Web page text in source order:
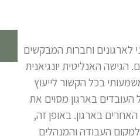
לארגונים וחברות המבקשים
הגישה האנליטית יונגיאנית
בכל הקשור לייעוץ
בארגון מסוים את
בארגון. באופן זה,
העבודה והמנהלים